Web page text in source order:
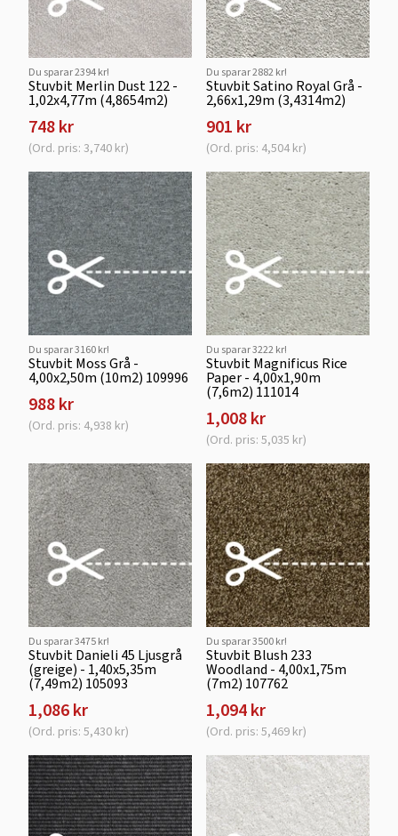
Du sparar 2394 kr!
Stuvbit Merlin Dust 122 -
1,02x4,77m (4,8654m2)
748 kr
(Ord. pris: 3,740 kr)
Du sparar 2882 kr!
Stuvbit Satino Royal Grå -
2,66x1,29m (3,4314m2)
901 kr
(Ord. pris: 4,504 kr)
Du sparar 3160 kr!
Stuvbit Moss Grå -
4,00x2,50m (10m2) 109996
988 kr
(Ord. pris: 4,938 kr)
Du sparar 3222 kr!
Stuvbit Magnificus Rice
Paper - 4,00x1,90m
(7,6m2) 111014
1,008 kr
(Ord. pris: 5,035 kr)
Du sparar 3475 kr!
Stuvbit Danieli 45 Ljusgrå
(greige) - 1,40x5,35m
(7,49m2) 105093
1,086 kr
(Ord. pris: 5,430 kr)
Du sparar 3500 kr!
Stuvbit Blush 233
Woodland - 4,00x1,75m
(7m2) 107762
1,094 kr
(Ord. pris: 5,469 kr)